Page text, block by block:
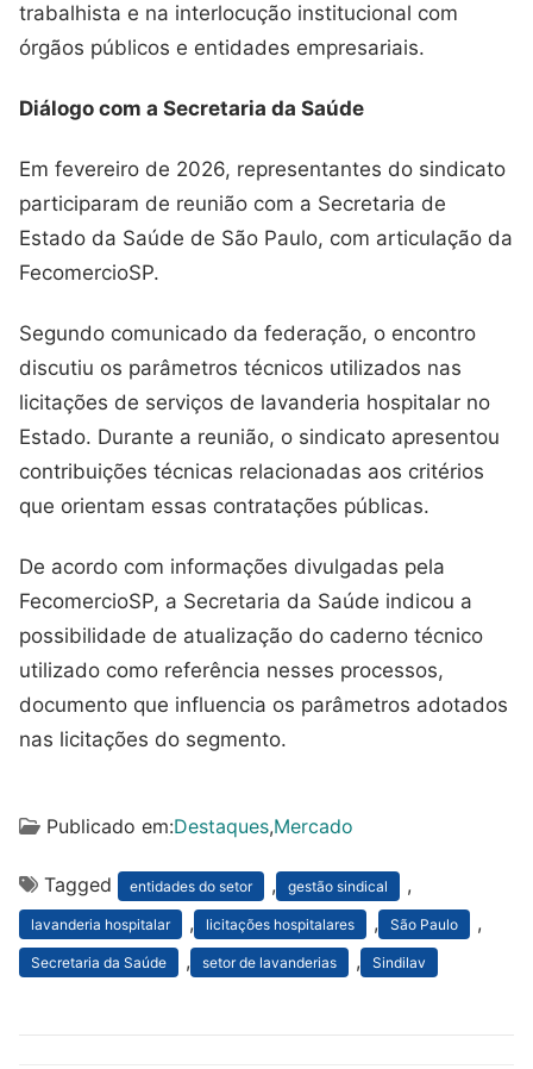
trabalhista e na interlocução institucional com
órgãos públicos e entidades empresariais.
Diálogo com a Secretaria da Saúde
Em fevereiro de 2026, representantes do sindicato
participaram de reunião com a Secretaria de
Estado da Saúde de São Paulo, com articulação da
FecomercioSP.
Segundo comunicado da federação, o encontro
discutiu os parâmetros técnicos utilizados nas
licitações de serviços de lavanderia hospitalar no
Estado. Durante a reunião, o sindicato apresentou
contribuições técnicas relacionadas aos critérios
que orientam essas contratações públicas.
De acordo com informações divulgadas pela
FecomercioSP, a Secretaria da Saúde indicou a
possibilidade de atualização do caderno técnico
utilizado como referência nesses processos,
documento que influencia os parâmetros adotados
nas licitações do segmento.
Publicado em:Destaques,Mercado
Tagged entidades do setor , gestão sindical ,
lavanderia hospitalar , licitações hospitalares , São Paulo ,
Secretaria da Saúde , setor de lavanderias , Sindilav